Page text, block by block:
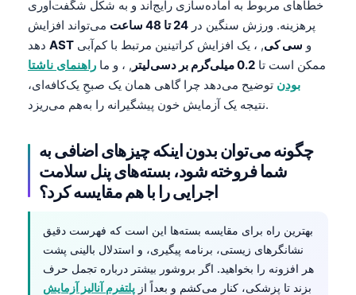
خطاهای مربوط به آماده‌سازی رایج‌اند و به شکل شگفت‌آوری
پرهزینه. ورزش سنگین در 24 تا 48 ساعت
می‌تواند افزایش
AST و سی کی, ، یک افزایش کراتینین مرتبط با کم‌آبی
ممکن است تا 0.2 میلی‌گرم بر دسی‌لیتر , ، و ما راهنمای ناشتا
بودن توضیح می‌دهد چرا گاهی همان یک صبحِ یک‌کافه‌ای،
نتیجه یک آزمایش خون پیشگیرانه را به‌هم می‌ریزد.
چگونه می‌توان بدون اینکه چیزهای اضافی به
شما فروخته شود، بسته‌های پنل سلامت
اجرایی را با هم مقایسه کرد؟
بهترین راه برای مقایسه بسته‌ها این است که فهرست دقیق
نشانگرهای زیستی، برنامه پیگیری، و استدلال بالینی پشت
هر افزونه را بخواهید. اگر بروشور بیشتر درباره تجمل حرف
بزند تا پزشکی، کنار می‌کشم و بعداً از پلتفرم آنالیز آزمایش
ಕನ್ನಡ
മലയാളം
Bahasa Melayu
Tiếng Việt
Tagalog
ไทย
ភាសាខ្មែរ
Kiswahili
አማርኛ
Українська